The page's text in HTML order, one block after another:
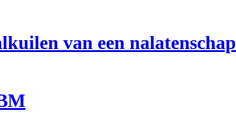
van een nalatenschap